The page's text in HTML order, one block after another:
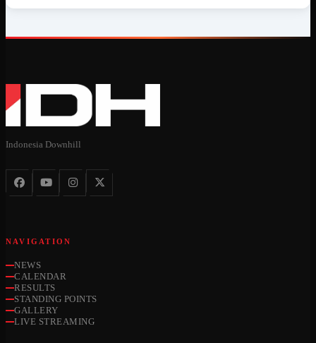
Indonesia Downhill
NAVIGATION
NEWS
CALENDAR
RESULTS
STANDING POINTS
GALLERY
LIVE STREAMING